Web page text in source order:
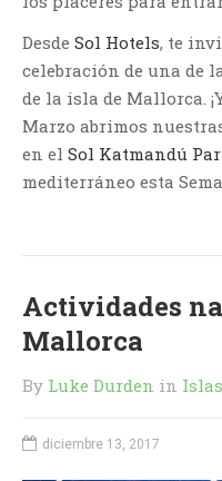
Desde Sol Hotels, te
celebración de una de
de la isla de Mallorca.
Marzo abrimos
en el Sol Katmandú
mediterráneo esta
Actividades
Mallorca
By Luke Durden in
diciembre 13, 2017